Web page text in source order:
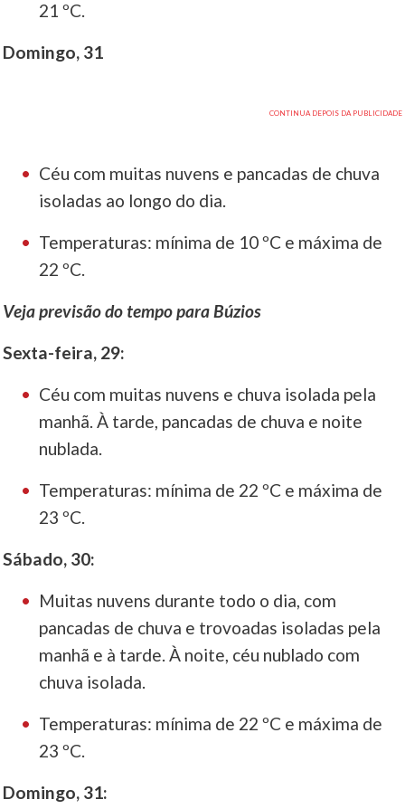
21 ºC.
Domingo, 31
Céu com muitas nuvens e pancadas de chuva
isoladas ao longo do dia.
Temperaturas: mínima de 10 ºC e máxima de
22 ºC.
Veja previsão do tempo para Búzios
Sexta-feira, 29:
Céu com muitas nuvens e chuva isolada pela
manhã. À tarde, pancadas de chuva e noite
nublada.
Temperaturas: mínima de 22 ºC e máxima de
23 ºC.
Sábado, 30:
Muitas nuvens durante todo o dia, com
pancadas de chuva e trovoadas isoladas pela
manhã e à tarde. À noite, céu nublado com
chuva isolada.
Temperaturas: mínima de 22 ºC e máxima de
23 ºC.
Domingo, 31: